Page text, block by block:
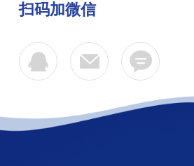
扫码加微信